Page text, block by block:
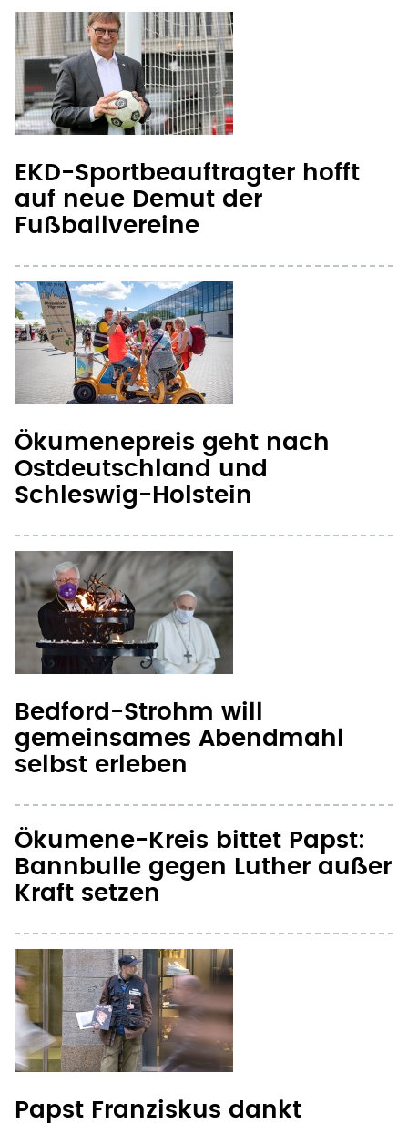
EKD-Sportbeauftragter hofft
auf neue Demut der
Fußballvereine
Ökumenepreis geht nach
Ostdeutschland und
Schleswig-Holstein
Bedford-Strohm will
gemeinsames Abendmahl
selbst erleben
Ökumene-Kreis bittet Papst:
Bannbulle gegen Luther außer
Kraft setzen
Papst Franziskus dankt